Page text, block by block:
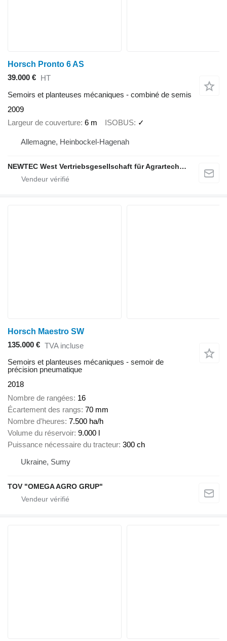
Horsch Pronto 6 AS
39.000 € HT
Semoirs et planteuses mécaniques - combiné de semis
2009
Largeur de couverture 6 m ISOBUS ✓
Allemagne, Heinbockel-Hagenah
NEWTEC West Vertriebsgesellschaft für Agrartechnik mbH
Horsch Maestro SW
135.000 € TVA incluse
Semoirs et planteuses mécaniques - semoir de
précision pneumatique
2018
Nombre de rangées 16
Écartement des rangs 70 mm
Nombre d'heures 7.500 ha/h
Volume du réservoir 9.000 l
Puissance nécessaire du tracteur 300 ch
Ukraine, Sumy
TOV "OMEGA AGRO GRUP"